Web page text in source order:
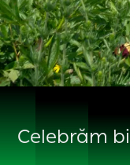
Celebrăm